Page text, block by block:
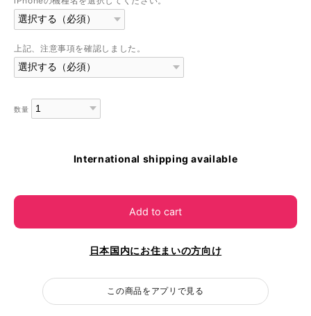
上記、注意事項を確認しました。
数量
International shipping available
Add to cart
日本国内にお住まいの方向け
この商品をアプリで見る